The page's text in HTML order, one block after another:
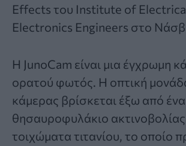
Effects του Institute of
Electronics Engineers στο
Η JunoCam είναι μια έγχρωμη
ορατού φωτός. Η οπτική
κάμερας βρίσκεται έξω από ένα
θησαυροφυλάκιο
τοιχώματα τιτανίου, το οποίο